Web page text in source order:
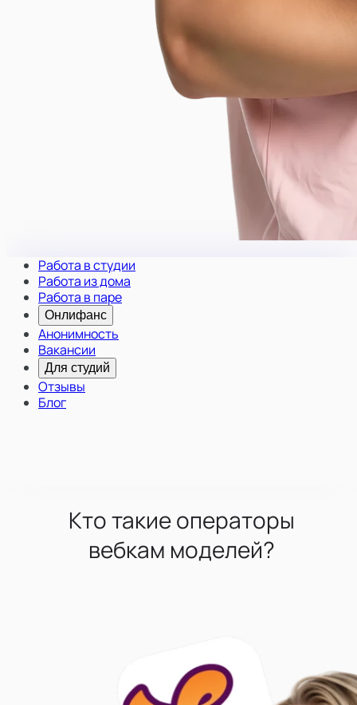
Работа в студии
Работа из дома
Работа в паре
Онлифанс
Анонимность
Вакансии
Для студий
Отзывы
Блог
Кто такие операторы
вебкам моделей?